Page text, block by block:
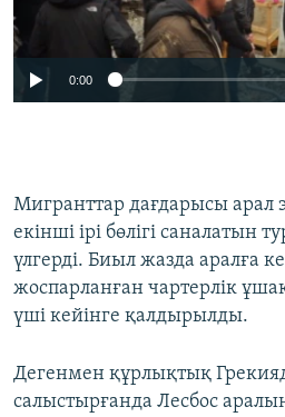
0:00
Мигранттар дағдарысы
екінші ірі бөлігі саналатын
үлгерді. Биыл жазда аралға
жоспарланған чартерлік
үші кейінге қалдырылды.
Дегенмен құрлықтық
салыстырғанда Лесбос